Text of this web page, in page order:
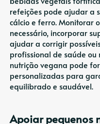
refeições pode ajudar a
cálcio e ferro. Monitorar
necessário, incorporar
ajudar a corrigir
profissional de saúde
nutrição vegana pode
personalizadas para
equilibrado e saudável.
Apoiar pequenos